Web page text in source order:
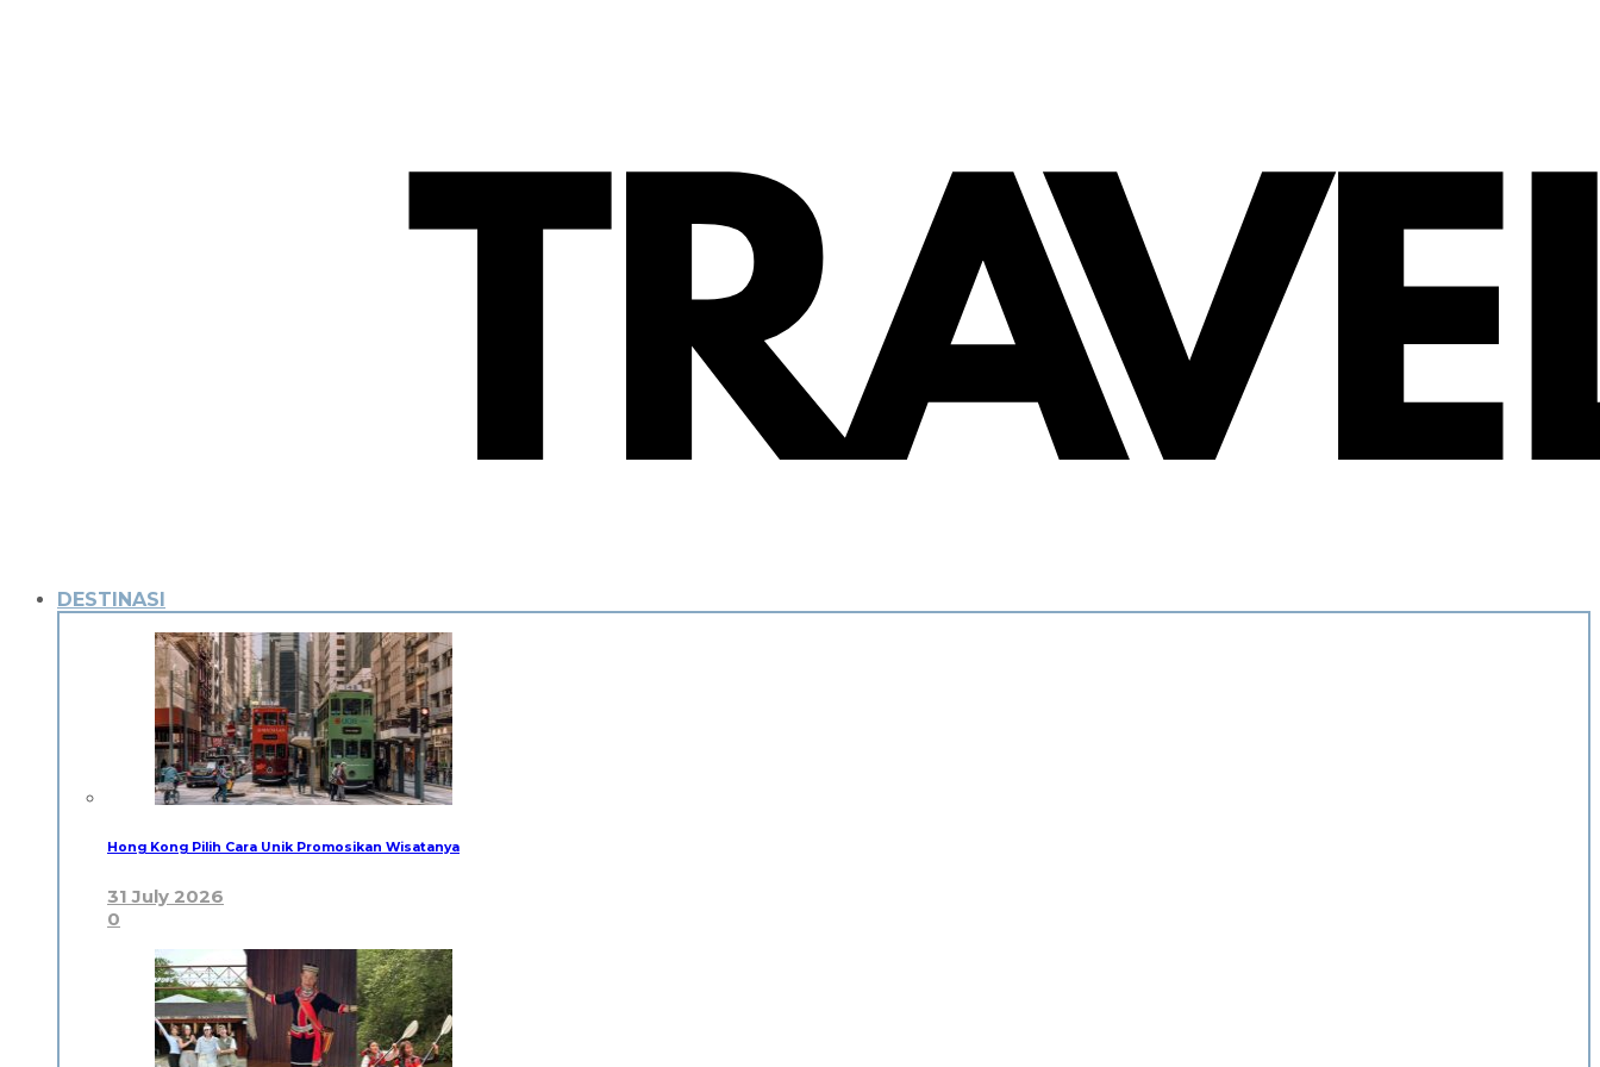
DESTINASI
Hong Kong Pilih Cara Unik Promosikan Wisatanya
31 July 2026
0